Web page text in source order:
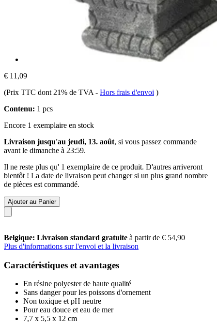
€ 11,09
(Prix TTC dont 21% de TVA - Hors frais d'envoi )
Contenu: 1 pcs
Encore 1 exemplaire en stock
Livraison jusqu'au jeudi, 13. août, si vous passez commande
avant le dimanche à 23:59.
Il ne reste plus qu' 1 exemplaire de ce produit. D'autres arriveront
bientôt ! La date de livraison peut changer si un plus grand nombre
de pièces est commandé.
Ajouter au Panier
Belgique: Livraison standard gratuite à partir de € 54,90
Plus d'informations sur l'envoi et la livraison
Caractéristiques et avantages
En résine polyester de haute qualité
Sans danger pour les poissons d'ornement
Non toxique et pH neutre
Pour eau douce et eau de mer
7,7 x 5,5 x 12 cm